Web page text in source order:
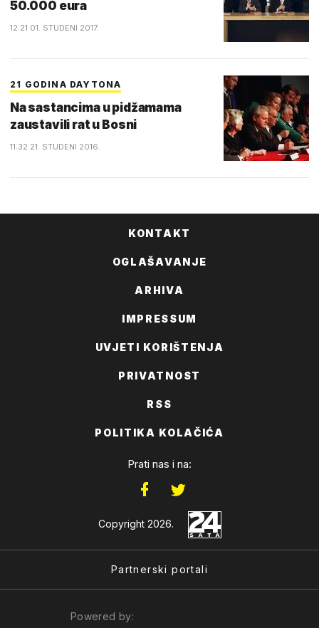
50.000 eura
12:21 01. STUDENI 2017.
21 GODINA DAYTONA
Na sastancima u pidžamama
zaustavili rat u Bosni
11:32 21. STUDENI 2016.
KONTAKT
OGLAŠAVANJE
ARHIVA
IMPRESSUM
UVJETI KORIŠTENJA
PRIVATNOST
RSS
POLITIKA KOLAČIĆA
Prati nas i na:
Copyright 2026.
Partnerski portali
Powered by: